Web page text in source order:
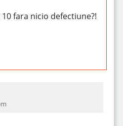
fara nicio defectiune?!